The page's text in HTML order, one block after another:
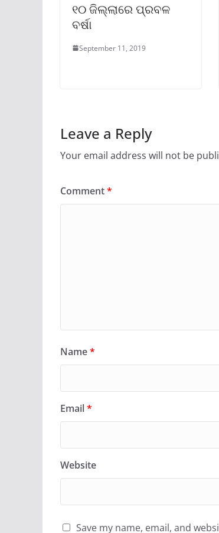
୧୦ ଜିଲ୍ଲାରେ ପ୍ରବଳ
ବର୍ଷା
September 11, 2019
Leave a Reply
Your email address will not be
Comment*
Name*
Email*
Website
Save my name, email, and